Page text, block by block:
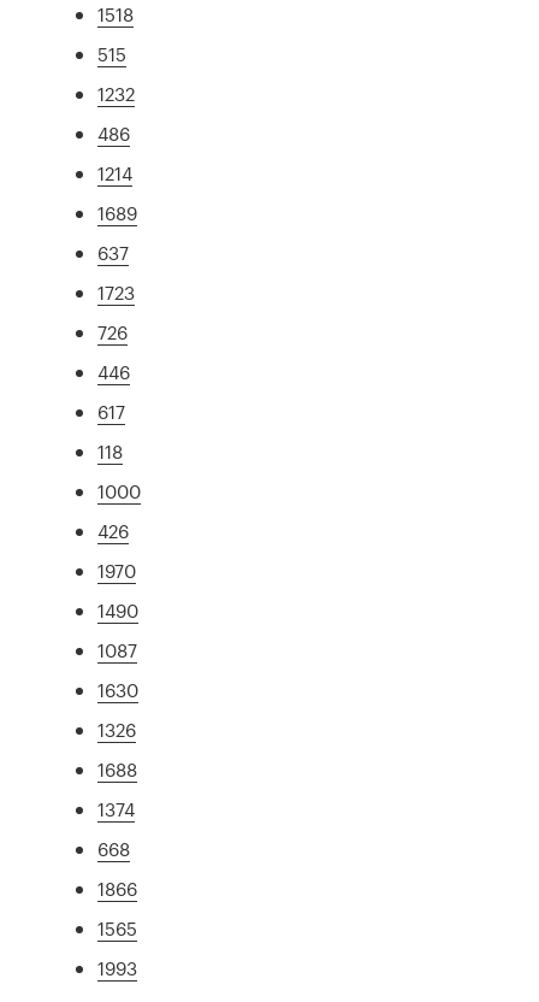
1518
515
1232
486
1214
1689
637
1723
726
446
617
118
1000
426
1970
1490
1087
1630
1326
1688
1374
668
1866
1565
1993